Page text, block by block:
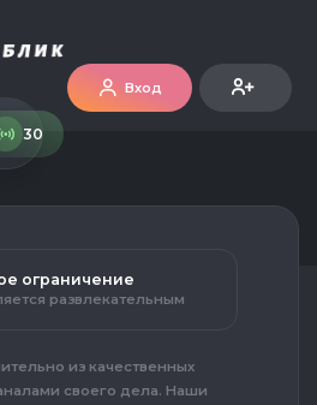
Вход
30
ограничение
развлекательным
из качественных
своего дела. Наши